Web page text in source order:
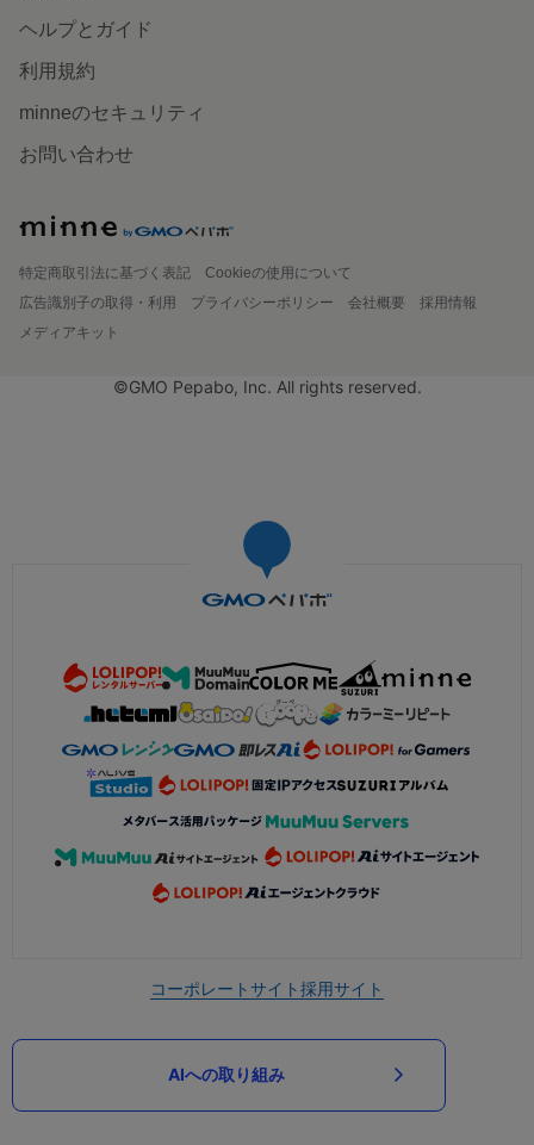
ヘルプとガイド
利用規約
minneのセキュリティ
お問い合わせ
特定商取引法に基づく表記
Cookieの使用について
広告識別子の取得・利用
プライバシーポリシー 会社概要
採用情報
メディアキット
©GMO Pepabo, Inc. All rights reserved.
コーポレートサイト採用サイト
AIへの取り組み